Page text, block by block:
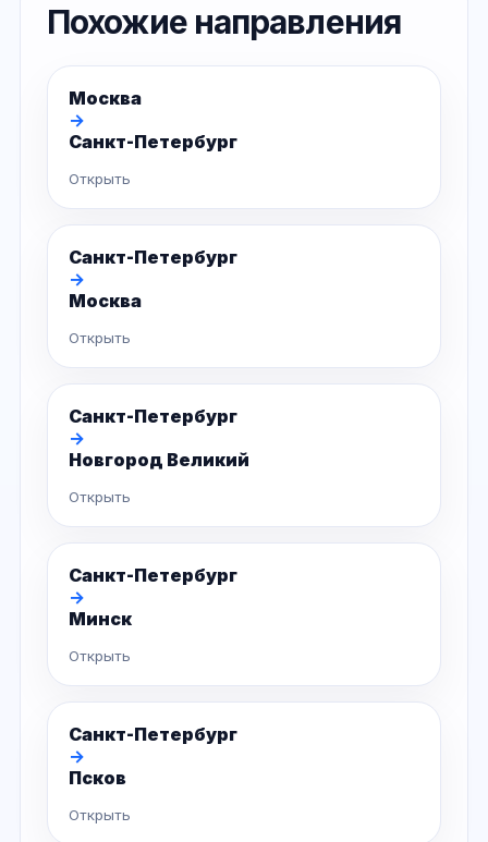
Похожие направления
Москва
→
Санкт-Петербург
Открыть
Санкт-Петербург
→
Москва
Открыть
Санкт-Петербург
→
Новгород Великий
Открыть
Санкт-Петербург
→
Минск
Открыть
Санкт-Петербург
→
Псков
Открыть